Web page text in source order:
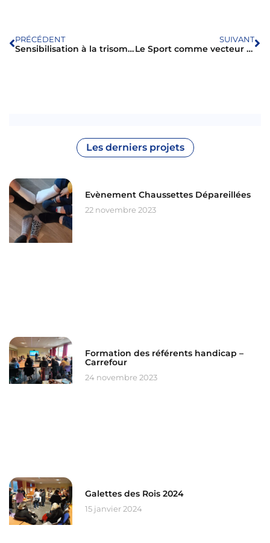
PRÉCÉDENT
Sensibilisation à la trisomie 21 auprès des élèves de 3ᵉ du collège Jean Zay du Houlme
SUIVANT
Le Sport comme vecteur d’inclusion pour tous !
Les derniers projets
Evènement Chaussettes Dépareillées
22 novembre 2023
Formation des référents handicap –
Carrefour
24 novembre 2023
Galettes des Rois 2024
15 janvier 2024